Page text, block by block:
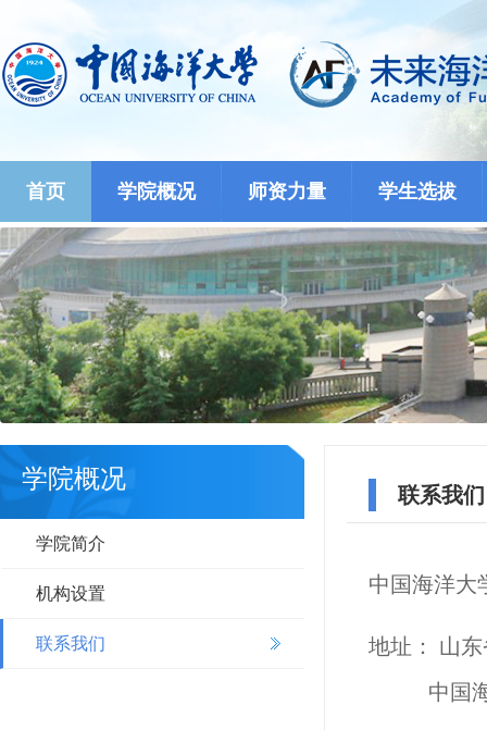
首页 学院概况 师资力量 学生选拔
学院概况
学院简介
机构设置
联系我们
联系我们
中国海洋大
地址： 山
中国海